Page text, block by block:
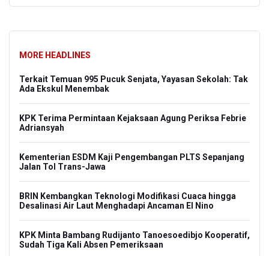
MORE HEADLINES
Terkait Temuan 995 Pucuk Senjata, Yayasan Sekolah: Tak
Ada Ekskul Menembak
KPK Terima Permintaan Kejaksaan Agung Periksa Febrie
Adriansyah
Kementerian ESDM Kaji Pengembangan PLTS Sepanjang
Jalan Tol Trans-Jawa
BRIN Kembangkan Teknologi Modifikasi Cuaca hingga
Desalinasi Air Laut Menghadapi Ancaman El Nino
KPK Minta Bambang Rudijanto Tanoesoedibjo Kooperatif,
Sudah Tiga Kali Absen Pemeriksaan